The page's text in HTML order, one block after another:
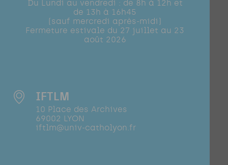
Du Lundi au vendredi : de 8h à 12h et
de 13h à 16h45
(sauf mercredi après-midi)
Fermeture estivale du 27 juillet au 23
août 2026
IFTLM
10 Place des Archives
69002 LYON
iftlm@univ-catholyon.fr